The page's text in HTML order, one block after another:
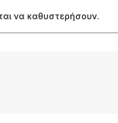
να καθυστερήσουν.